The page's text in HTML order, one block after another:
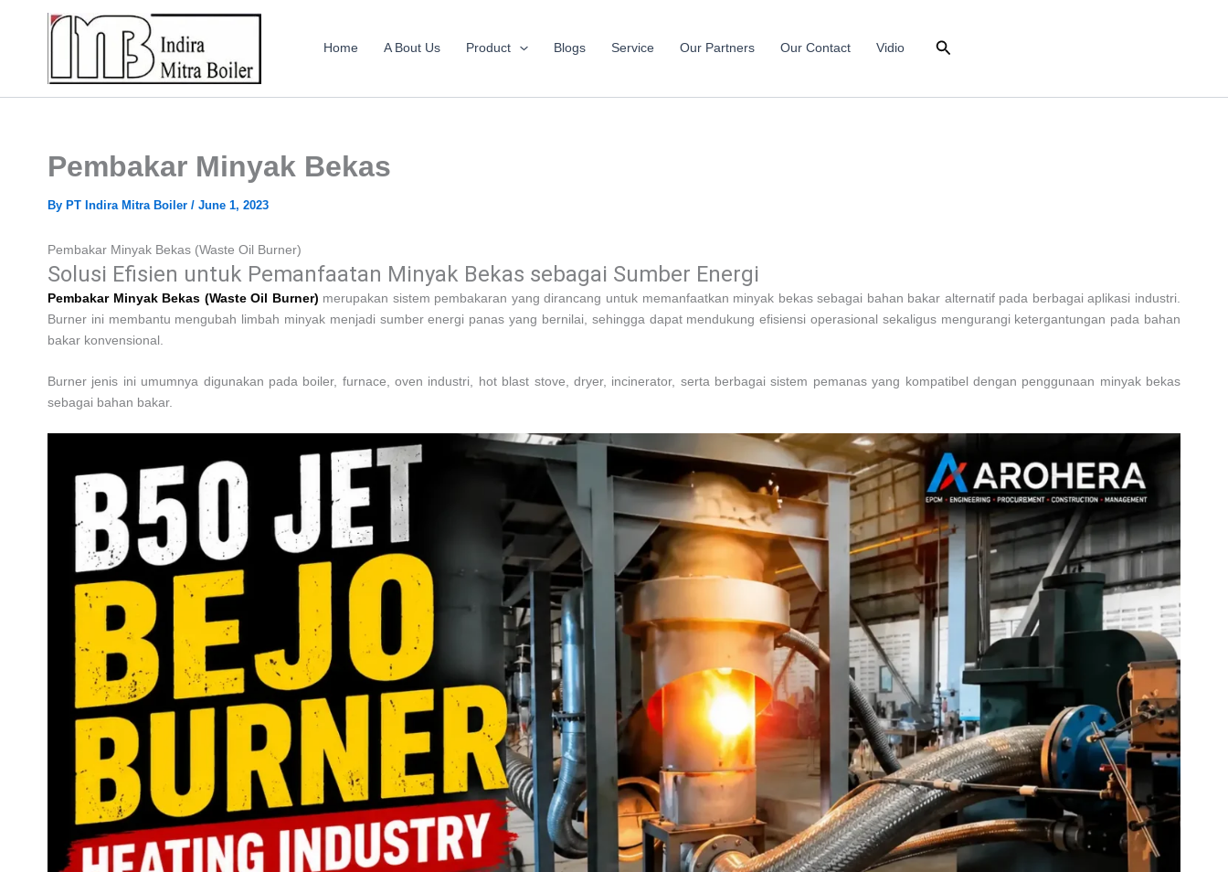
Home A Bout Us Product Blogs Service Our Partners Our Contact Vidio Search
Pembakar Minyak Bekas
By PT Indira Mitra Boiler / June 1, 2023
Pembakar Minyak Bekas (Waste Oil Burner)
Solusi Efisien untuk Pemanfaatan Minyak Bekas sebagai Sumber Energi
Pembakar Minyak Bekas (Waste Oil Burner) merupakan sistem pembakaran yang dirancang untuk memanfaatkan minyak bekas sebagai bahan bakar alternatif pada berbagai aplikasi industri.
Burner ini membantu mengubah limbah minyak menjadi sumber energi panas yang bernilai, sehingga dapat mendukung efisiensi operasional sekaligus mengurangi ketergantungan pada bahan
bakar konvensional.
Burner jenis ini umumnya digunakan pada boiler, furnace, oven industri, hot blast stove, dryer, incinerator, serta berbagai sistem pemanas yang kompatibel dengan penggunaan minyak bekas
sebagai bahan bakar.